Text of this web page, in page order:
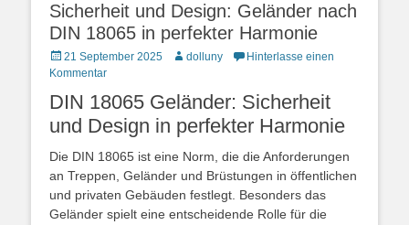
Sicherheit und Design: Geländer nach
DIN 18065 in perfekter Harmonie
Posted
on
21 September 2025 Autordolluny
Hinterlasse einen
Kommentar
DIN 18065 Geländer: Sicherheit
und Design in perfekter Harmonie
Die DIN 18065 ist eine Norm, die die Anforderungen
an Treppen, Geländer und Brüstungen in öffentlichen
und privaten Gebäuden festlegt. Besonders das
Geländer spielt eine entscheidende Rolle für die